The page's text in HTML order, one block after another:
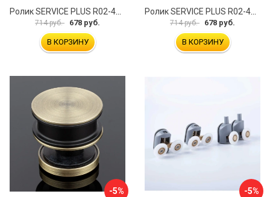
714 руб. 678 руб.
В КОРЗИНУ
714 руб. 678 руб.
В КОРЗИНУ
-5% -5%